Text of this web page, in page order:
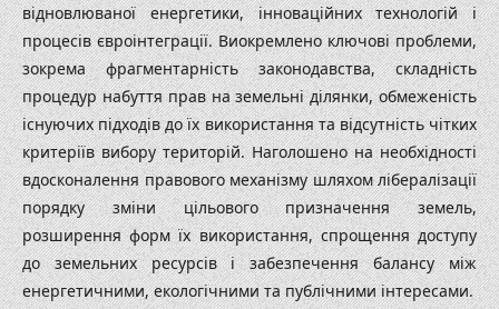
відновлюваної енергетики, інноваційних технологій і
процесів євроінтеграції. Виокремлено ключові проблеми,
зокрема фрагментарність законодавства, складність
процедур набуття прав на земельні ділянки, обмеженість
існуючих підходів до їх використання та відсутність чітких
критеріїв вибору територій. Наголошено на необхідності
вдосконалення правового механізму шляхом лібералізації
порядку зміни цільового призначення земель,
розширення форм їх використання, спрощення доступу
до земельних ресурсів і забезпечення балансу між
енергетичними, екологічними та публічними інтересами.